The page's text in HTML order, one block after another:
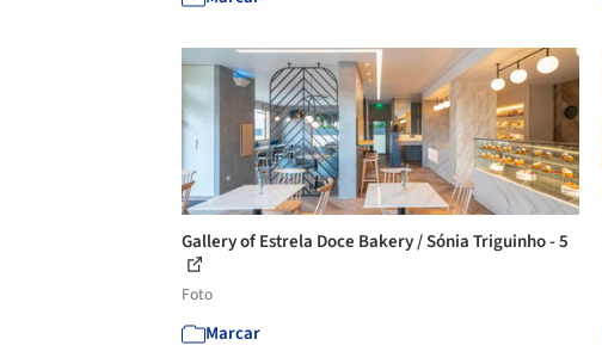
Gallery of Estrela Doce Bakery / Sónia Triguinho - 5
Foto
Marcar